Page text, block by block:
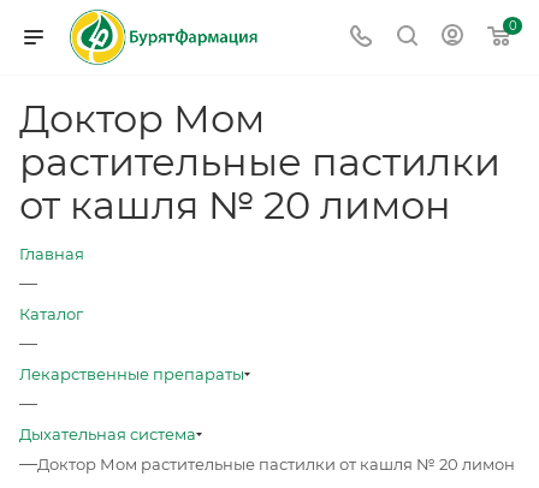
0
Доктор Мом
растительные пастилки
от кашля № 20 лимон
Главная
—
Каталог
—
Лекарственные препараты
—
Дыхательная система
—Доктор Мом растительные пастилки от кашля № 20 лимон